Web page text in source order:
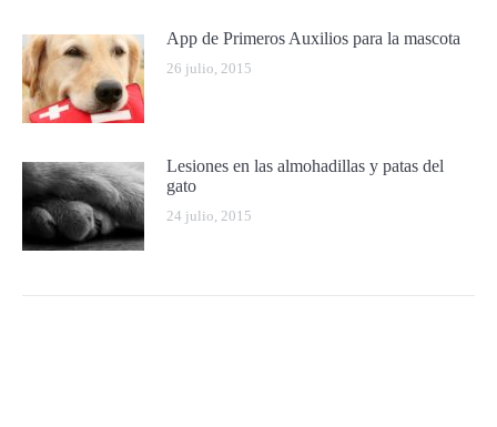
App de Primeros Auxilios para la mascota
26 julio, 2015
Lesiones en las almohadillas y patas del
gato
24 julio, 2015